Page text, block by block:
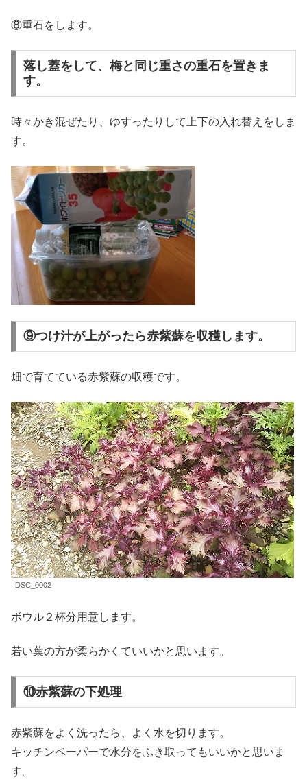
⑧重石をします。
落し蓋をして、梅と同じ重さの重石を置きま
す。
時々かき混ぜたり、ゆすったりして上下の入れ替えをしま
す。
⑨つけ汁が上がったら赤紫蘇を収穫します。
畑で育てている赤紫蘇の収穫です。
DSC_0002
ボウル２杯分用意します。
若い葉の方が柔らかくていいかと思います。
⑩赤紫蘇の下処理
赤紫蘇をよく洗ったら、よく水を切ります。
キッチンペーパーで水分をふき取ってもいいかと思いま
す。